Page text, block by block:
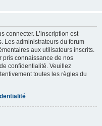
connecter. L’inscription est
Les administrateurs du forum
aux utilisateurs inscrits.
pris connaissance de nos
confidentialité. Veuillez
toutes les règles du